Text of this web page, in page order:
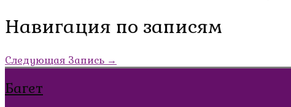
Навигация по записям
Следующая Запись →
Багет